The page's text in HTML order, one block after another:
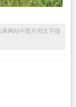
网站中图片和文字侵